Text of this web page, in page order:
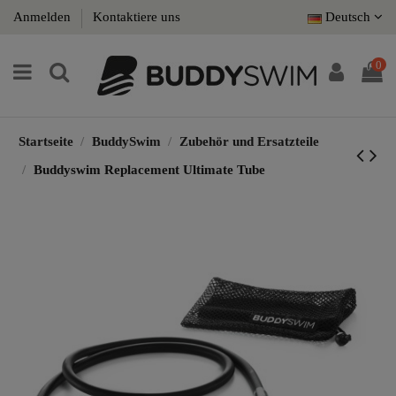
Anmelden Kontaktiere uns Deutsch
0
Startseite BuddySwim
Zubehör und Ersatzteile
Buddyswim Replacement Ultimate Tube